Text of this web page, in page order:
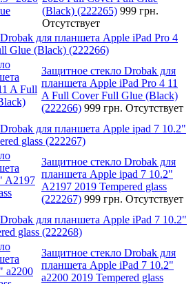
(Black) (222265) 999 грн.
Отсутствует
для планшета Apple iPad Pro 4
Glue (Black) (222266)
Защитное стекло Drobak для
планшета Apple iPad Pro 4 11
A Full Cover Full Glue (Black)
(222266) 999 грн. Отсутствует
для планшета Apple ipad 7 10.2"
glass (222267)
Защитное стекло Drobak для
планшета Apple ipad 7 10.2"
A2197 2019 Tempered glass
(222267) 999 грн. Отсутствует
для планшета Apple iPad 7 10.2"
glass (222268)
Защитное стекло Drobak для
планшета Apple iPad 7 10.2"
a2200 2019 Tempered glass